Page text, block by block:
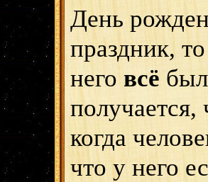
День
праздник,
него всё
получается,
когда
что у него